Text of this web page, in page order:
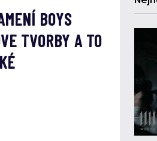
BOYS
TVORBY A TO